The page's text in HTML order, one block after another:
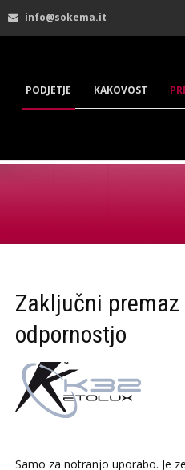
info@sokema.it
PODJETJE KAKOVOST
Zaključni
odpornostjo
Samo za notranjo uporabo. Je